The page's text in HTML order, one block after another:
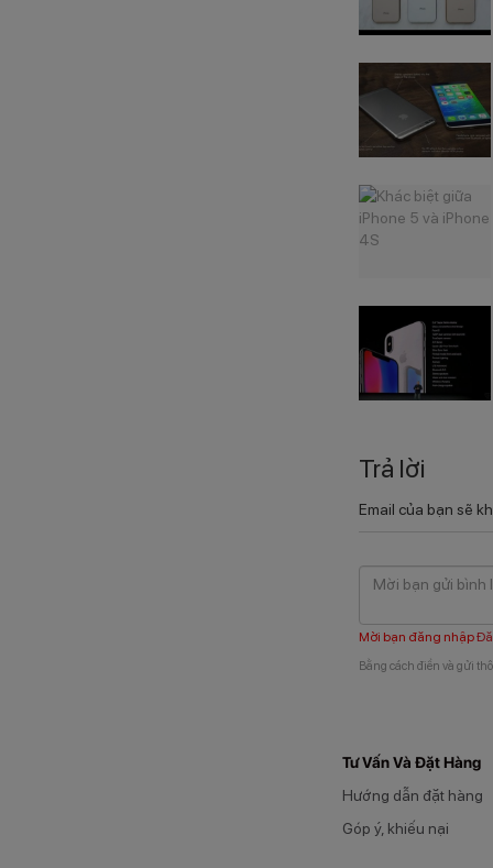
Trả lời
Email của bạn sẽ
Mời bạn đăng nhập
Bằng cách điền và gửi
Tư Vấn Và Đặt Hàng
Hướng dẫn đặt hàng
Góp ý, khiếu nại